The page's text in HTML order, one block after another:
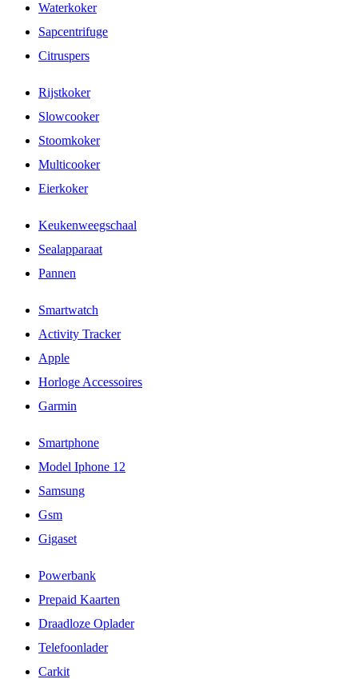
Waterkoker
Sapcentrifuge
Citruspers
Rijstkoker
Slowcooker
Stoomkoker
Multicooker
Eierkoker
Keukenweegschaal
Sealapparaat
Pannen
Smartwatch
Activity Tracker
Apple
Horloge Accessoires
Garmin
Smartphone
Model Iphone 12
Samsung
Gsm
Gigaset
Powerbank
Prepaid Kaarten
Draadloze Oplader
Telefoonlader
Carkit